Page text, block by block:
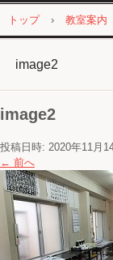
トップ › 教室案内
image2
image2
投稿日時: 2020年11月
← 前へ